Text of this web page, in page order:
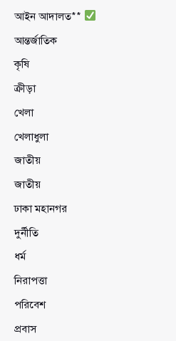
আইন আদালত**
আন্তর্জাতিক
কৃষি
ক্রীড়া
খেলা
খেলাধুলা
জাতীয়
জাতীয়
ঢাকা মহানগর
দুর্নীতি
ধর্ম
নিরাপত্তা
পরিবেশ
প্রবাস